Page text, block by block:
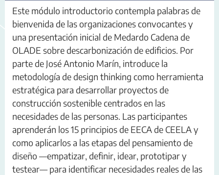
Este módulo introductorio contempla palabras de
bienvenida de las organizaciones convocantes y
una presentación inicial de Medardo Cadena de
OLADE sobre descarbonización de edificios. Por
parte de José Antonio Marín, introduce la
metodología de design thinking como herramienta
estratégica para desarrollar proyectos de
construcción sostenible centrados en las
necesidades de las personas. Las participantes
aprenderán los 15 principios de EECA de CEELA y
como aplicarlos a las etapas del pensamiento de
diseño —empatizar, definir, idear, prototipar y
testear— para identificar necesidades reales de las